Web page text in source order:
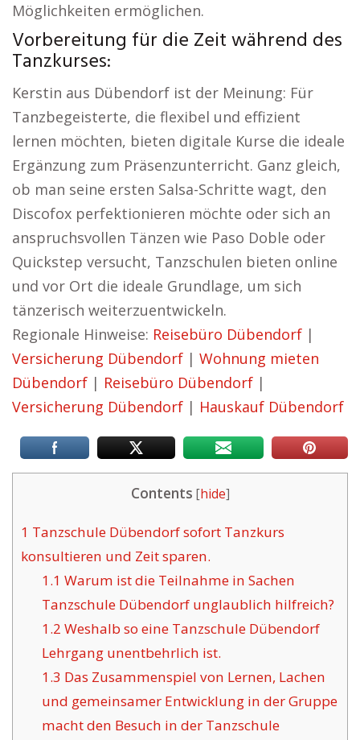
Möglichkeiten ermöglichen.
Vorbereitung für die Zeit während des
Tanzkurses:
Kerstin aus Dübendorf ist der Meinung: Für
Tanzbegeisterte, die flexibel und effizient
lernen möchten, bieten digitale Kurse die ideale
Ergänzung zum Präsenzunterricht. Ganz gleich,
ob man seine ersten Salsa-Schritte wagt, den
Discofox perfektionieren möchte oder sich an
anspruchsvollen Tänzen wie Paso Doble oder
Quickstep versucht, Tanzschulen bieten online
und vor Ort die ideale Grundlage, um sich
tänzerisch weiterzuentwickeln.
Regionale Hinweise: Reisebüro Dübendorf |
Versicherung Dübendorf | Wohnung mieten
Dübendorf | Reisebüro Dübendorf |
Versicherung Dübendorf | Hauskauf Dübendorf
Contents [hide]
1 Tanzschule Dübendorf sofort Tanzkurs
konsultieren und Zeit sparen.
1.1 Warum ist die Teilnahme in Sachen
Tanzschule Dübendorf unglaublich hilfreich?
1.2 Weshalb so eine Tanzschule Dübendorf
Lehrgang unentbehrlich ist.
1.3 Das Zusammenspiel von Lernen, Lachen
und gemeinsamer Entwicklung in der Gruppe
macht den Besuch in der Tanzschule